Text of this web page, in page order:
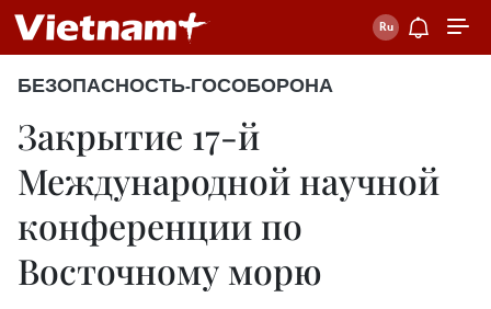
БЕЗОПАСНОСТЬ-ГОСОБОРОНА
Закрытие 17-й
Международной научной
конференции по
Восточному морю